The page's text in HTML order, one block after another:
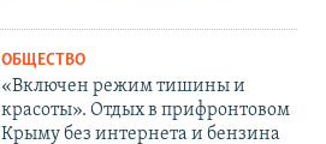
ОБЩЕСТВО
«Включен режим тишины и
красоты». Отдых в прифронтовом
Крыму без интернета и бензина